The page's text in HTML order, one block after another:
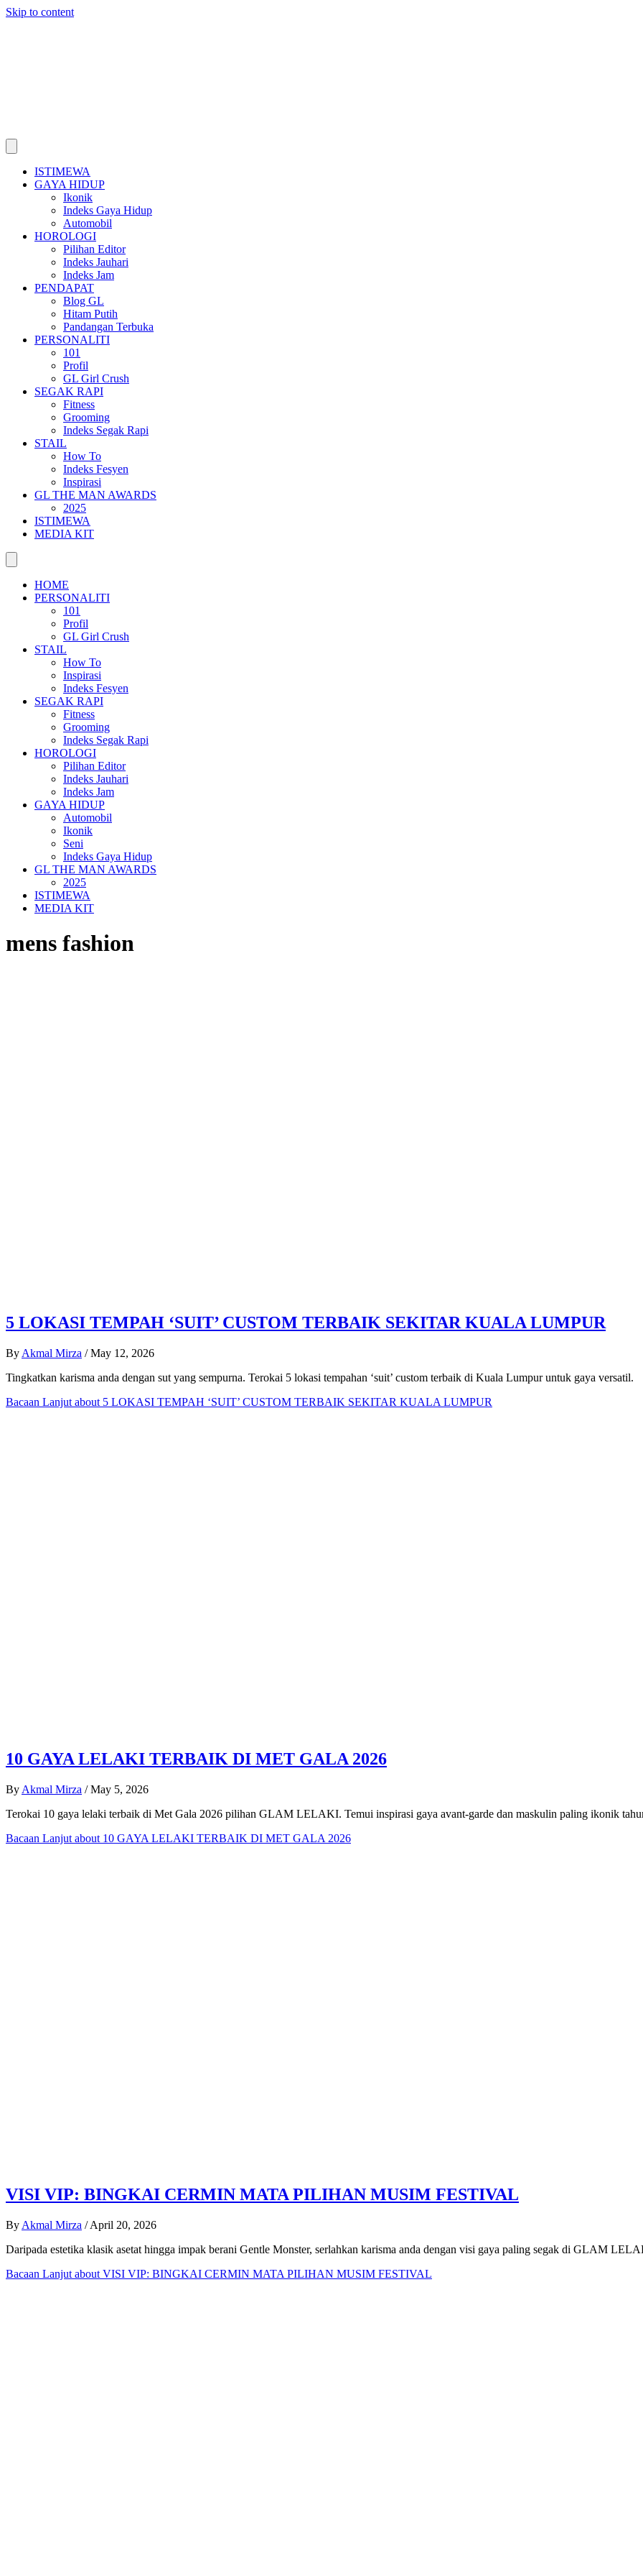
Skip to content
ISTIMEWA
GAYA HIDUP
Ikonik
Indeks Gaya Hidup
Automobil
HOROLOGI
Pilihan Editor
Indeks Jauhari
Indeks Jam
PENDAPAT
Blog GL
Hitam Putih
Pandangan Terbuka
PERSONALITI
101
Profil
GL Girl Crush
SEGAK RAPI
Fitness
Grooming
Indeks Segak Rapi
STAIL
How To
Indeks Fesyen
Inspirasi
GL THE MAN AWARDS
2025
ISTIMEWA
MEDIA KIT
HOME
PERSONALITI
101
Profil
GL Girl Crush
STAIL
How To
Inspirasi
Indeks Fesyen
SEGAK RAPI
Fitness
Grooming
Indeks Segak Rapi
HOROLOGI
Pilihan Editor
Indeks Jauhari
Indeks Jam
GAYA HIDUP
Automobil
Ikonik
Seni
Indeks Gaya Hidup
GL THE MAN AWARDS
2025
ISTIMEWA
MEDIA KIT
mens fashion
5 LOKASI TEMPAH ‘SUIT’ CUSTOM TERBAIK SEKITAR KUALA LUMPUR
By Akmal Mirza / May 12, 2026
Tingkatkan karisma anda dengan sut yang sempurna. Terokai 5 lokasi tempahan ‘suit’ custom terbaik di Kuala Lumpur untuk gaya versatil.
Bacaan Lanjut about 5 LOKASI TEMPAH ‘SUIT’ CUSTOM TERBAIK SEKITAR KUALA LUMPUR
10 GAYA LELAKI TERBAIK DI MET GALA 2026
By Akmal Mirza / May 5, 2026
Terokai 10 gaya lelaki terbaik di Met Gala 2026 pilihan GLAM LELAKI. Temui inspirasi gaya avant-garde dan maskulin paling ikonik
Bacaan Lanjut about 10 GAYA LELAKI TERBAIK DI MET GALA 2026
VISI VIP: BINGKAI CERMIN MATA PILIHAN MUSIM FESTIVAL
By Akmal Mirza / April 20, 2026
Daripada estetika klasik asetat hingga impak berani Gentle Monster, serlahkan karisma anda dengan visi gaya paling segak di GLAM
Bacaan Lanjut about VISI VIP: BINGKAI CERMIN MATA PILIHAN MUSIM FESTIVAL